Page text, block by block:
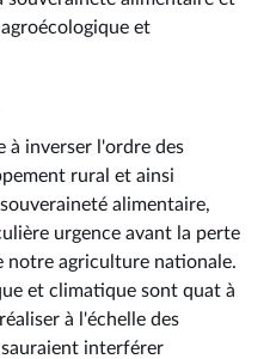
et
à inverser l'ordre des
rural et ainsi
alimentaire,
urgence avant la perte
notre agriculture nationale.
et climatique sont quat à
à l'échelle des
interférer